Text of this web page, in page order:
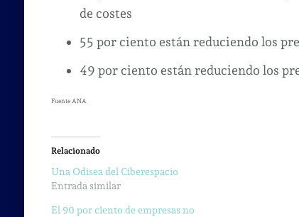
de costes
55 por ciento están reduciendo los
49 por ciento están reduciendo los
Fuente ANA
Relacionado
Una Odisea del Ciberespacio
Entrada similar
El 90 por ciento de empresas no